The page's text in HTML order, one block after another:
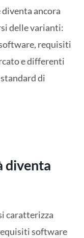
ancora
delle varianti:
requisiti
e differenti
di
diventa
caratterizza
software